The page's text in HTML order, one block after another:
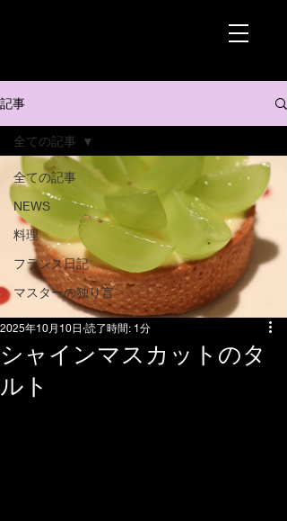
記事
全ての記事
NEWS
料理
フランス日記
マスターの独り言
全ての記事
シャインマスカットのタ
ルト
2025年10月10日 読了時間: 1分